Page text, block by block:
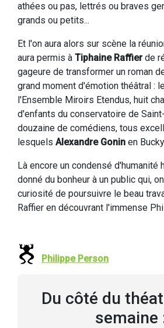
athées ou pas, lettrés ou braves
grands ou petits...
Et l'on aura alors sur scène la
aura permis à Tiphaine Raffierde
gageure de transformer un roman
grand moment d'émotion théâtral :
l'Ensemble Miroirs Etendus, huit
d'enfants du conservatoire de
douzaine de comédiens, tous
lesquels Alexandre Gonin en
Là encore un condensé d'humanité
donné du bonheur à un public qui,
curiosité de poursuivre le beau
Raffier en découvrant l'immense
Philippe Person
Du côté du
semaine